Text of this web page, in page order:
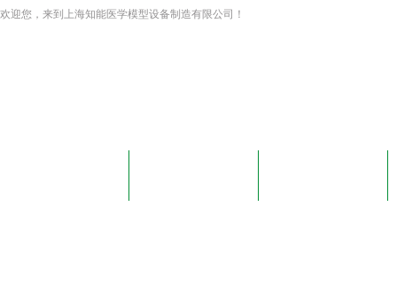
欢迎您，来到上海知能医学模型设备制造有限公司！